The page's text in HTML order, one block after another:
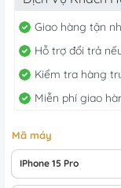
Giao hàng tận
Hỗ trợ đổi trả
Kiểm tra hàng
Miễn phí giao
Mã máy
IPhone 15 Pro